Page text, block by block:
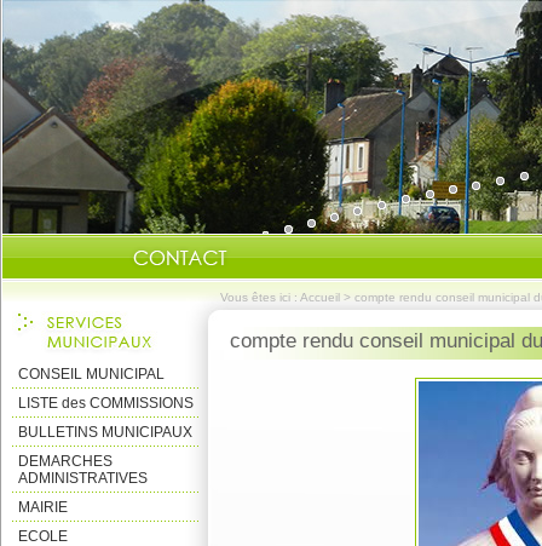
Vous êtes ici : Accueil > compte rendu conseil municipal
CONSEIL MUNICIPAL
LISTE des COMMISSIONS
BULLETINS MUNICIPAUX
DEMARCHES
ADMINISTRATIVES
MAIRIE
ECOLE
compte rendu conseil municipal